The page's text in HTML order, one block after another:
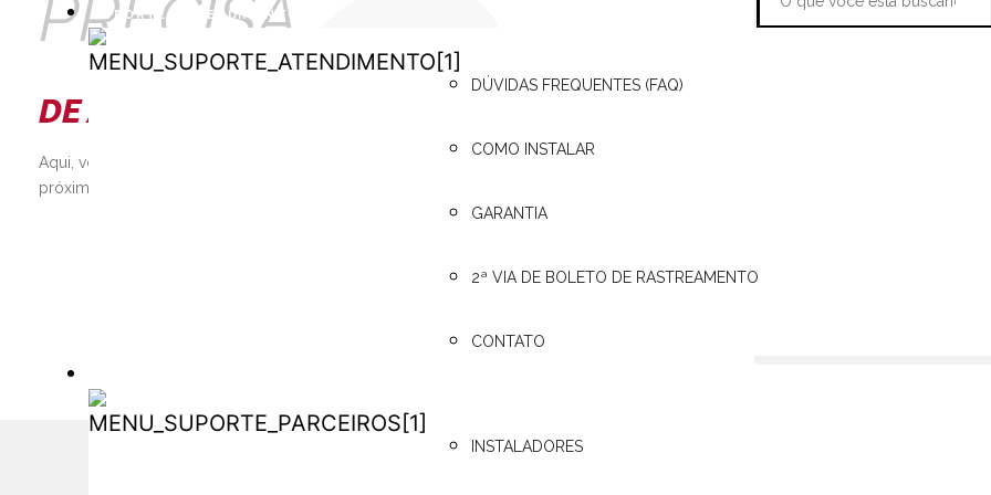
SUPORTE / ATENDIMENTO
DÚVIDAS FREQUENTES (FAQ)
COMO INSTALAR
GARANTIA
2ª VIA DE BOLETO DE RASTREAMENTO
CONTATO
INSTALADORES
PRECISA
DE AJUDA?
Aqui, você pode consultar os manuais técnicos, encontrar o representante Pósitron mais
próximo, além de contar com a assistência 24h e muito mais!